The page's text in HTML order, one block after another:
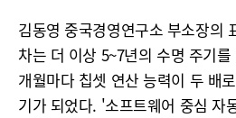
김동영 중국경영연구소 부소장의
차는 더 이상 5~7년의 수명 주기
개월마다 칩셋 연산 능력이 두 배
기가 되었다. '소프트웨어 중심 자